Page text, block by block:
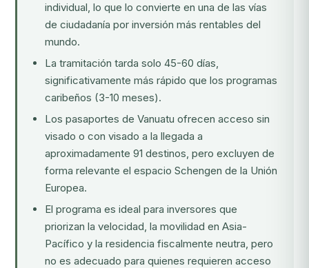
individual, lo que lo convierte en una de las vías
de ciudadanía por inversión más rentables del
mundo.
La tramitación tarda solo 45-60 días,
significativamente más rápido que los programas
caribeños (3-10 meses).
Los pasaportes de Vanuatu ofrecen acceso sin
visado o con visado a la llegada a
aproximadamente 91 destinos, pero excluyen de
forma relevante el espacio Schengen de la Unión
Europea.
El programa es ideal para inversores que
priorizan la velocidad, la movilidad en Asia-
Pacífico y la residencia fiscalmente neutra, pero
no es adecuado para quienes requieren acceso